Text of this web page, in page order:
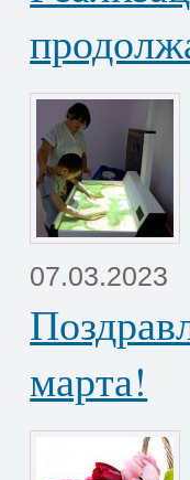
07.03.2023
марта!